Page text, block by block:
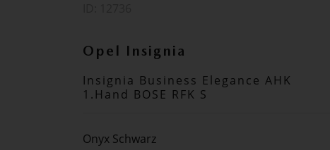
Opel Insignia
Insignia Business Elegance AHK
1.Hand BOSE RFK S
Onyx Schwarz